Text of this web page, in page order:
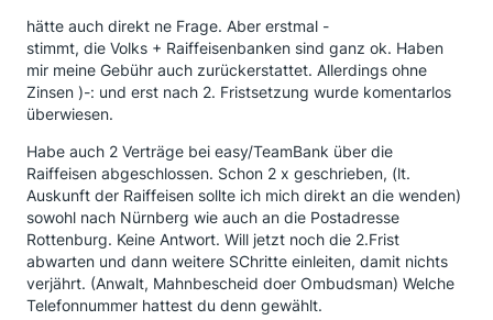
hätte auch direkt ne Frage. Aber erstmal -
stimmt, die Volks + Raiffeisenbanken sind ganz ok. Haben
mir meine Gebühr auch zurückerstattet. Allerdings ohne
Zinsen )-: und erst nach 2. Fristsetzung wurde komentarlos
überwiesen.
Habe auch 2 Verträge bei easy/TeamBank über die
Raiffeisen abgeschlossen. Schon 2 x geschrieben, (lt.
Auskunft der Raiffeisen sollte ich mich direkt an die wenden)
sowohl nach Nürnberg wie auch an die Postadresse
Rottenburg. Keine Antwort. Will jetzt noch die 2.Frist
abwarten und dann weitere SChritte einleiten, damit nichts
verjährt. (Anwalt, Mahnbescheid doer Ombudsman) Welche
Telefonnummer hattest du denn gewählt.